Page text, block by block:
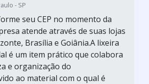
- SP
seu CEP no momento da
atende através de suas lojas
Brasília e Goiânia.A lixeira
é um item prático que colabora
e organização do
ao material com o qual é